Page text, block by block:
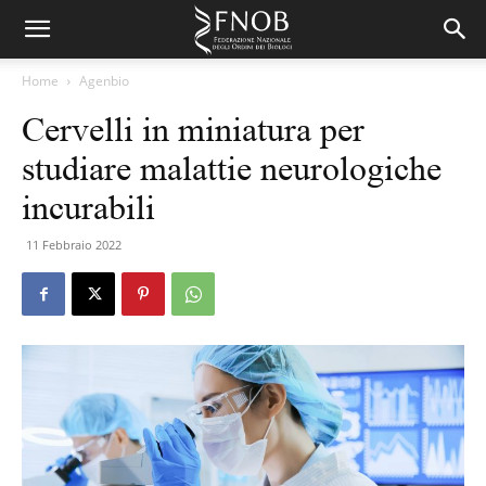
Home Agenbio
Cervelli in miniatura per
studiare malattie neurologiche
incurabili
11 Febbraio 2022